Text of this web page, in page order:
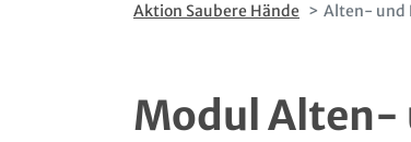
Aktion Saubere Hände Alten- und
Modul Alten-